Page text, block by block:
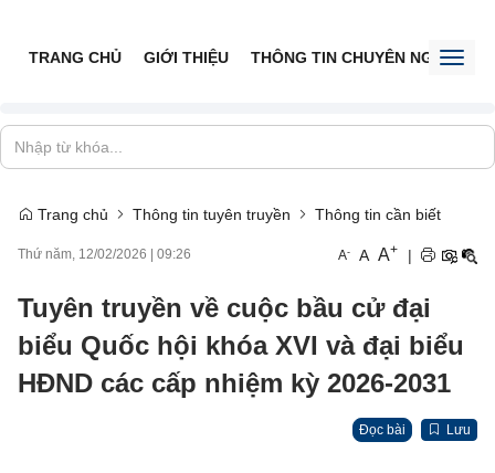
TRANG CHỦ GIỚI THIỆU THÔNG TIN CHUYÊN NGÀNH
Trang chủ Thông tin tuyên truyền Thông tin cần biết
Thứ năm, 12/02/2026 09:26 A- A A+ |
Tuyên truyền về cuộc bầu cử đại
biểu Quốc hội khóa XVI và đại biểu
HĐND các cấp nhiệm kỳ 2026-2031
Đọc bài Lưu